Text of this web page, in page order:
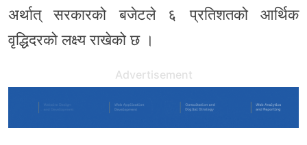
अर्थात् सरकारको बजेटले ६ प्रतिशतको आर्थिक
वृद्धिदरको लक्ष्य राखेको छ ।
Advertisement